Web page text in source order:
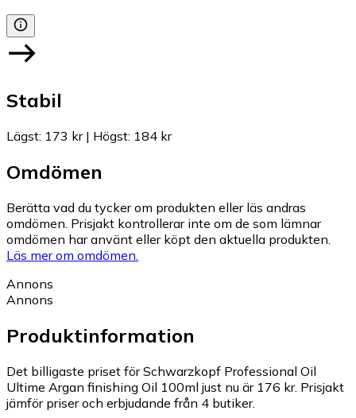
Stabil
Lägst: 173 kr| Högst: 184 kr
Omdömen
Berätta vad du tycker om produkten eller läs andras
omdömen. Prisjakt kontrollerar inte om de som lämnar
omdömen har använt eller köpt den aktuella produkten.
Läs mer om omdömen.
Annons
Annons
Produktinformation
Det billigaste priset för Schwarzkopf Professional Oil
Ultime Argan finishing Oil 100ml just nu är 176 kr. Prisjakt
jämför priser och erbjudande från 4 butiker.